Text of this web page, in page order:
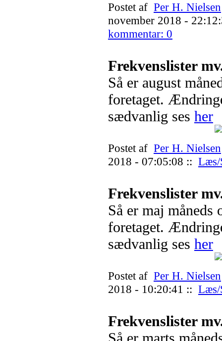
Postet af Per H. Nielsen
november 2018 -
kommentar: 0
Frekvenslister
Så er august
foretaget.
sædvanlig ses her
Postet af Per H. Nielsen
2018 - 07:05:08 :: Læs/
Frekvenslister
Så er maj måneds
foretaget.
sædvanlig ses her
Postet af Per H. Nielsen
2018 - 10:20:41 :: Læs/
Frekvenslister